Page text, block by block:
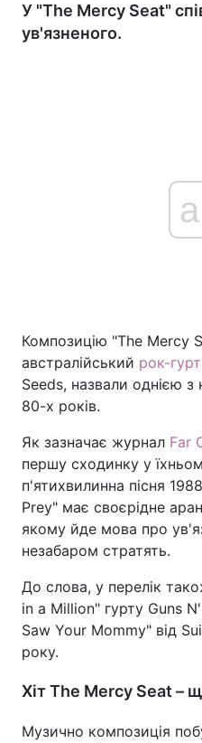
У "The Mercy Seat"
ув'язненого.
Композицію "The Mercy
австралійський рок-гурт
Seeds, назвали однією з
80-х років.
Як зазначає журнал Far
першу сходинку у
п'ятихвилинна пісня
Prey" має своєрідне
якому йде мова про
незабаром стратять.
До слова, у перелік
in a Million" гурту Guns
Saw Your Mommy" від
року.
Хіт The Mercy Seat –
Музично композиція